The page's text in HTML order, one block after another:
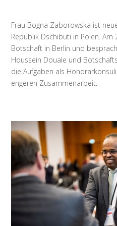
Frau Bogna Zaborowska ist
Republik Dschibuti in Polen.
Botschaft in Berlin und
Houssein Douale und
die Aufgaben als
engeren Zusammenarbeit.